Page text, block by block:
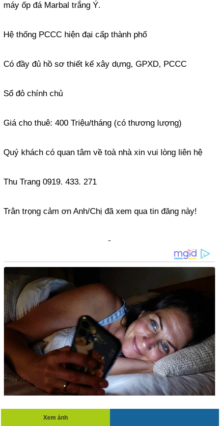
máy ốp đá Marbal trắng Ý.
Hệ thống PCCC hiện đại cấp thành phố
Có đầy đủ hồ sơ thiết kế xây dựng, GPXD, PCCC
Sổ đỏ chính chủ
Giá cho thuê: 400 Triệu/tháng (có thương lượng)
Quý khách có quan tâm về toà nhà xin vui lòng liên hệ
Thu Trang 0919. 433. 271
Trân trọng cảm ơn Anh/Chị đã xem qua tin đăng này!
Xem ảnh